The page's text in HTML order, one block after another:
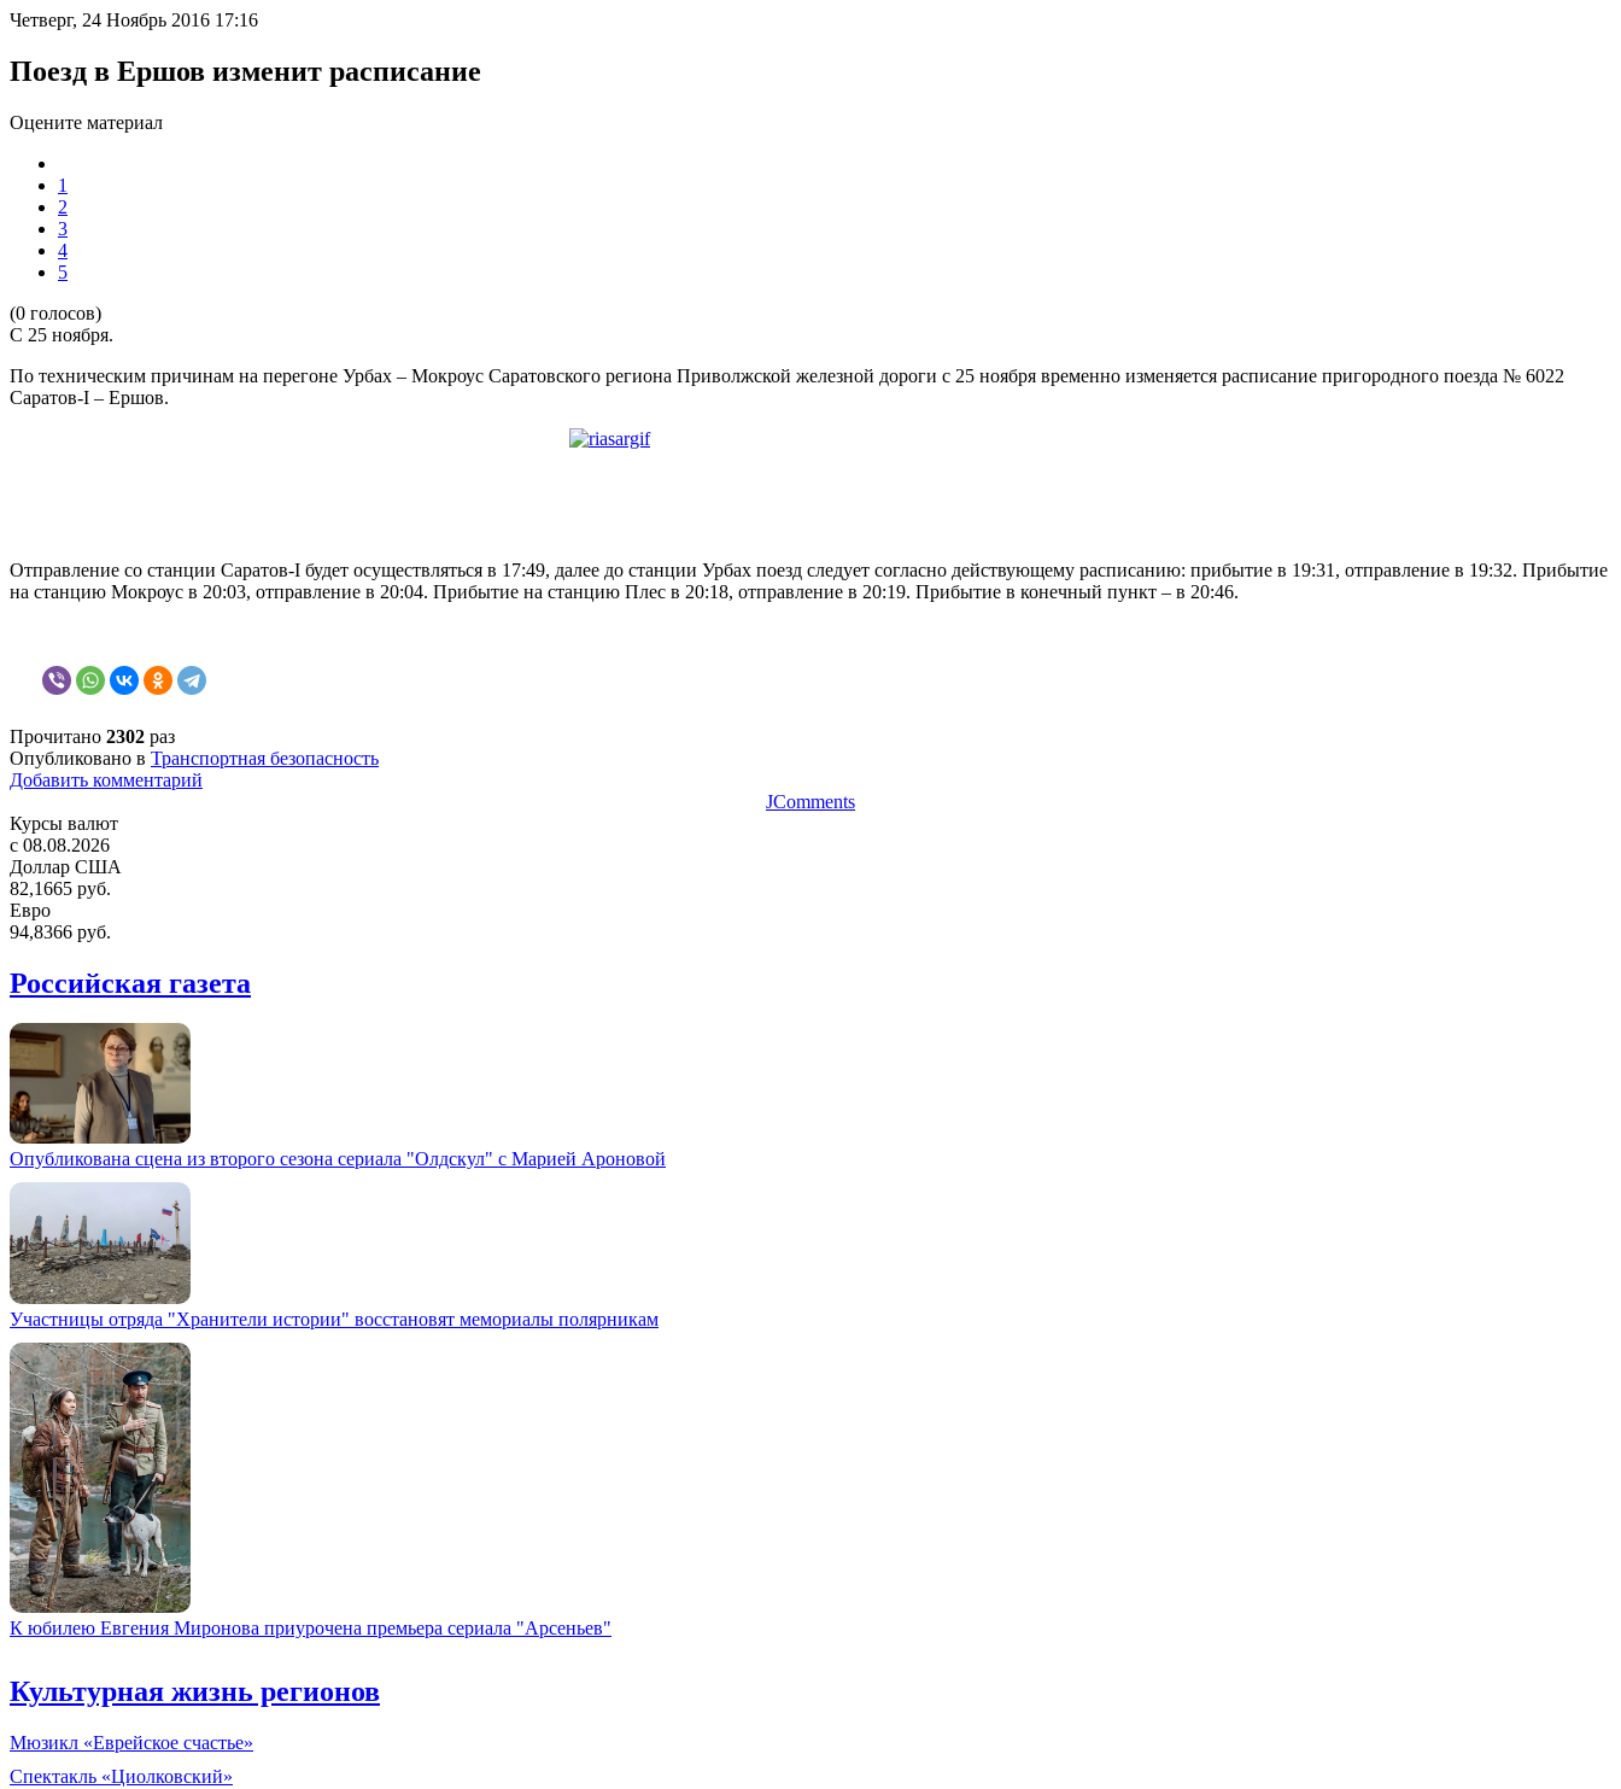
Четверг, 24 Ноябрь 2016 17:16
Поезд в Ершов изменит расписание
Оцените материал
1
2
3
4
5
(0 голосов)
С 25 ноября.
По техническим причинам на перегоне Урбах – Мокроус Саратовского региона Приволжской железной дороги с 25 ноября временно изменяется расписание пригородного поезда № 6022
Саратов-I – Ершов.
Отправление со станции Саратов-I будет осуществляться в 17:49, далее до станции Урбах поезд следует согласно действующему расписанию: прибытие в 19:31, отправление в 19:32. Прибытие
на станцию Мокроус в 20:03, отправление в 20:04. Прибытие на станцию Плес в 20:18, отправление в 20:19. Прибытие в конечный пункт – в 20:46.
Прочитано 2302 раз
Опубликовано в Транспортная безопасность
Добавить комментарий
JComments
Курсы валют
c 08.08.2026
Доллар США
82,1665 руб.
Евро
94,8366 руб.
Российская газета
Опубликована сцена из второго сезона сериала "Олдскул" с Марией Ароновой
Участницы отряда "Хранители истории" восстановят мемориалы полярникам
К юбилею Евгения Миронова приурочена премьера сериала "Арсеньев"
Культурная жизнь регионов
Мюзикл «Еврейское счастье»
Спектакль «Циолковский»